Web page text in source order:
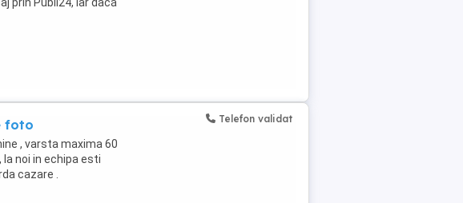
foto
, varsta maxima 60
noi in echipa esti
cazare .
Telefon validat